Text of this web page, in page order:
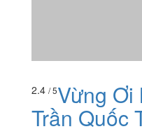
2.4 / 5Vừng Ơi
Trần Quốc